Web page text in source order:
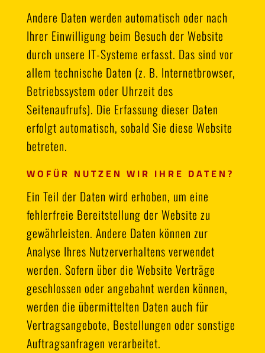
Andere Daten werden automatisch oder nach
Ihrer Einwilligung beim Besuch der Website
durch unsere IT-Systeme erfasst. Das sind vor
allem technische Daten (z. B. Internetbrowser,
Betriebssystem oder Uhrzeit des
Seitenaufrufs). Die Erfassung dieser Daten
erfolgt automatisch, sobald Sie diese Website
betreten.
WOFÜR NUTZEN WIR IHRE DATEN?
Ein Teil der Daten wird erhoben, um eine
fehlerfreie Bereitstellung der Website zu
gewährleisten. Andere Daten können zur
Analyse Ihres Nutzerverhaltens verwendet
werden. Sofern über die Website Verträge
geschlossen oder angebahnt werden können,
werden die übermittelten Daten auch für
Vertragsangebote, Bestellungen oder sonstige
Auftragsanfragen verarbeitet.